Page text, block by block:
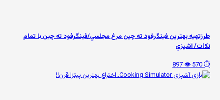
طرزتهيه بهترين فینگرفود ته چين مرغ مجلسي/فينگرفود ته چين با تمام
نكات/ آشپزي
⏱️ 570
👁️ 897